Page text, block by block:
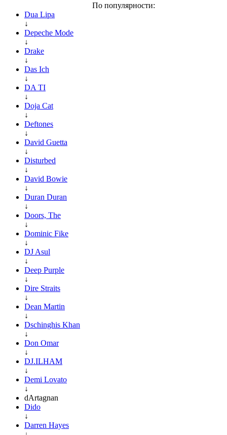
По популярности:
Dua Lipa
↓
Depeche Mode
↓
Drake
↓
Das Ich
↓
DA TI
↓
Doja Cat
↓
Deftones
↓
David Guetta
↓
Disturbed
↓
David Bowie
↓
Duran Duran
↓
Doors, The
↓
Dominic Fike
↓
DJ Asul
↓
Deep Purple
↓
Dire Straits
↓
Dean Martin
↓
Dschinghis Khan
↓
Don Omar
↓
DJ.ILHAM
↓
Demi Lovato
↓
dArtagnan
Dido
↓
Darren Hayes